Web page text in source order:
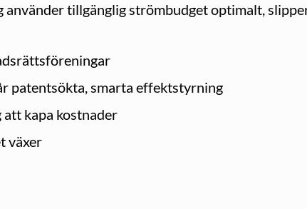
tillgänglig strömbudget optimalt,
patentsökta, smarta effektstyrning
kapa kostnader
växer